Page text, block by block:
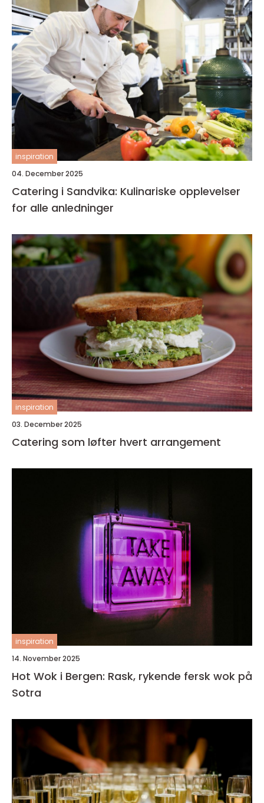
inspiration
04. December 2025
Catering i Sandvika: Kulinariske opplevelser
for alle anledninger
inspiration
03. December 2025
Catering som løfter hvert arrangement
inspiration
14. November 2025
Hot Wok i Bergen: Rask, rykende fersk wok på
Sotra